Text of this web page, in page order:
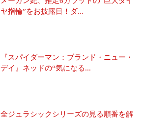
ヤ指輪”をお披露目！ダ...
『スパイダーマン：ブランド・ニュー・
デイ』ネッドの“気になる...
全ジュラシックシリーズの見る順番を解